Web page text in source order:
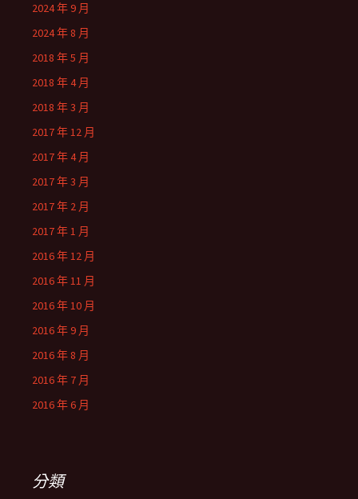
2024 年 9 月
2024 年 8 月
2018 年 5 月
2018 年 4 月
2018 年 3 月
2017 年 12 月
2017 年 4 月
2017 年 3 月
2017 年 2 月
2017 年 1 月
2016 年 12 月
2016 年 11 月
2016 年 10 月
2016 年 9 月
2016 年 8 月
2016 年 7 月
2016 年 6 月
分類